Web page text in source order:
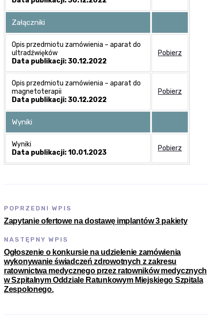
Załączniki
Opis przedmiotu zamówienia – aparat do
ultradźwięków
Data publikacji: 30.12.2022
Pobierz
Opis przedmiotu zamówienia – aparat do
magnetoterapii
Data publikacji: 30.12.2022
Pobierz
Wyniki
Wyniki
Data publikacji: 10.01.2023
Pobierz
POPRZEDNI WPIS
Zapytanie ofertowe na dostawę implantów 3 pakiety
NASTĘPNY WPIS
Ogłoszenie o konkursie na udzielenie zamówienia
wykonywanie świadczeń zdrowotnych z zakresu
ratownictwa medycznego przez ratowników medycznych
w Szpitalnym Oddziale Ratunkowym Miejskiego Szpitala
Zespolonego.